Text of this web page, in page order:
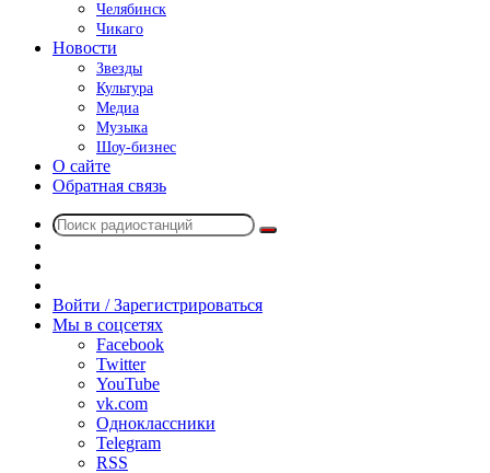
Челябинск
Чикаго
Новости
Звезды
Культура
Медиа
Музыка
Шоу-бизнес
О сайте
Обратная связь
Поиск
радио
Войти / Зарегистрироваться
Мы в соцсетях
Facebook
Twitter
YouTube
vk.com
Одноклассники
Telegram
RSS